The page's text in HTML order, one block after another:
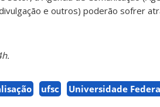
e outros) poderão sofrer
ufsc Universidade